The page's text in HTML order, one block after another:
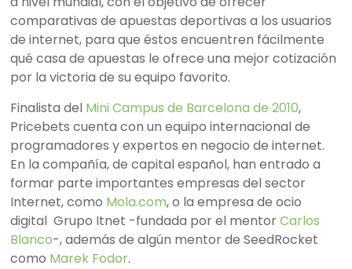
comparativas de apuestas deportivas a los usuarios
de internet, para que éstos encuentren fácilmente
qué casa de apuestas le ofrece una mejor cotización
por la victoria de su equipo favorito.
Finalista del Mini Campus de Barcelona de 2010,
Pricebets cuenta con un equipo internacional de
programadores y expertos en negocio de internet.
En la compañía, de capital español, han entrado a
formar parte importantes empresas del sector
Internet, como Mola.com, o la empresa de ocio
digital Grupo Itnet -fundada por el mentorCarlos
Blanco-, además de algún mentor de SeedRocket
como Marek Fodor.